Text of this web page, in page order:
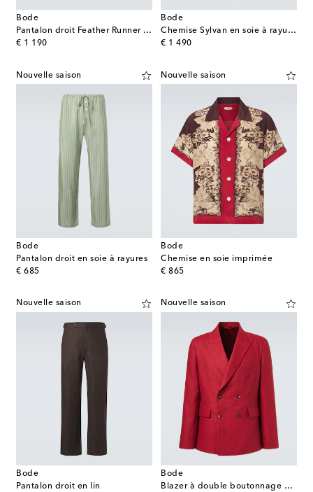
Bode
Pantalon droit Feather Runner en coton
€ 1 190
original price
Bode
Chemise Sylvan en soie à rayures
€ 1 490
original price
Nouvelle saison
Bode
Pantalon droit en soie à rayures
€ 685
original price
Nouvelle saison
Bode
Chemise en soie imprimée
€ 865
original price
Nouvelle saison
Bode
Pantalon droit en lin
Nouvelle saison
Bode
Blazer à double boutonnage en lin